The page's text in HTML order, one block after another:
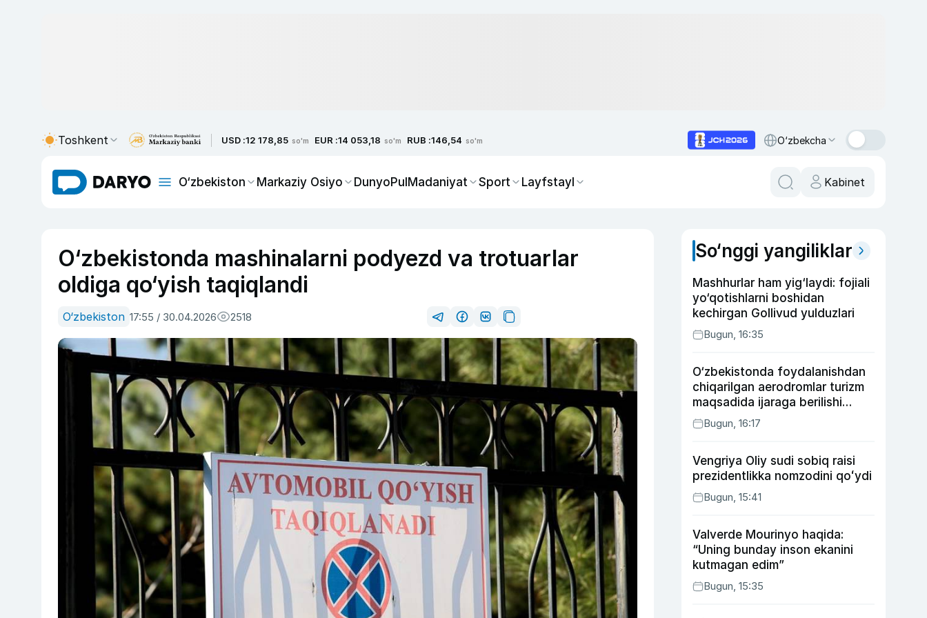
Toshkent USD :12 178,85 so'm EUR :14 053,18 so'm RUB :146,54 so'm O‘zbekcha
O‘zbekiston Markaziy Osiyo DunyoPulMadaniyat Sport Layfstayl Kabinet
O‘zbekistonda mashinalarni podyezd va trotuarlar
oldiga qo‘yish taqiqlandi
O‘zbekiston 17:55 / 30.04.2026 2518
So‘nggi yangiliklar
Mashhurlar ham yig‘laydi: fojiali
yo‘qotishlarni boshidan
kechirgan Gollivud yulduzlari
Bugun, 16:35
O‘zbekistonda foydalanishdan
chiqarilgan aerodromlar turizm
maqsadida ijaraga berilishi
mumkin
Bugun, 16:17
Vengriya Oliy sudi sobiq raisi
prezidentlikka nomzodini qoʻydi
Bugun, 15:41
Valverde Mourinyo haqida:
“Uning bunday inson ekanini
kutmagan edim”
Bugun, 15:35